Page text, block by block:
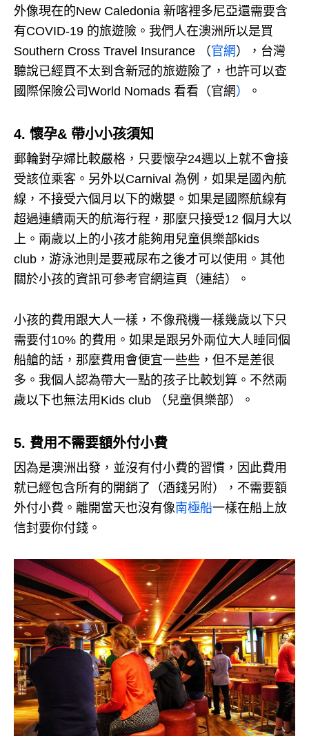
外像現在的New Caledonia 新喀裡多尼亞還需要含
有COVID-19 的旅遊險。 我們人在澳洲所以是買
Southern Cross Travel Insurance （官網），台灣
聽說已經買不太到含新冠的旅遊險了，也許可以查
國際保險公司World Nomads 看看（官網） 。
4. 懷孕& 帶小小孩須知
郵輪對孕婦比較嚴格，只要懷孕24週以上就不會接
受該位乘客。 另外以Carnival 為例，如果是國內航
線，不接受六個月以下的嫩嬰。 如果是國際航線有
超過連續兩天的航海行程，那麼只接受12 個月大以
上。 兩歲以上的小孩才能夠用兒童俱樂部kids
club，游泳池則是要戒尿布之後才可以使用。 其他
關於小孩的資訊可參考官網這頁（連結）。
小孩的費用跟大人一樣，不像飛機一樣幾歲以下只
需要付10% 的費用。 如果是跟另外兩位大人睡同個
船艙的話，那麼費用會便宜一些些，但不是差很
多。 我個人認為帶大一點的孩子比較划算。 不然兩
歲以下也無法用Kids club （兒童俱樂部）。
5. 費用不需要額外付小費
因為是澳洲出發，並沒有付小費的習慣，因此費用
就已經包含所有的開銷了（酒錢另附），不需要額
外付小費。 離開當天也沒有像南極船一樣在船上放
信封要你付錢。